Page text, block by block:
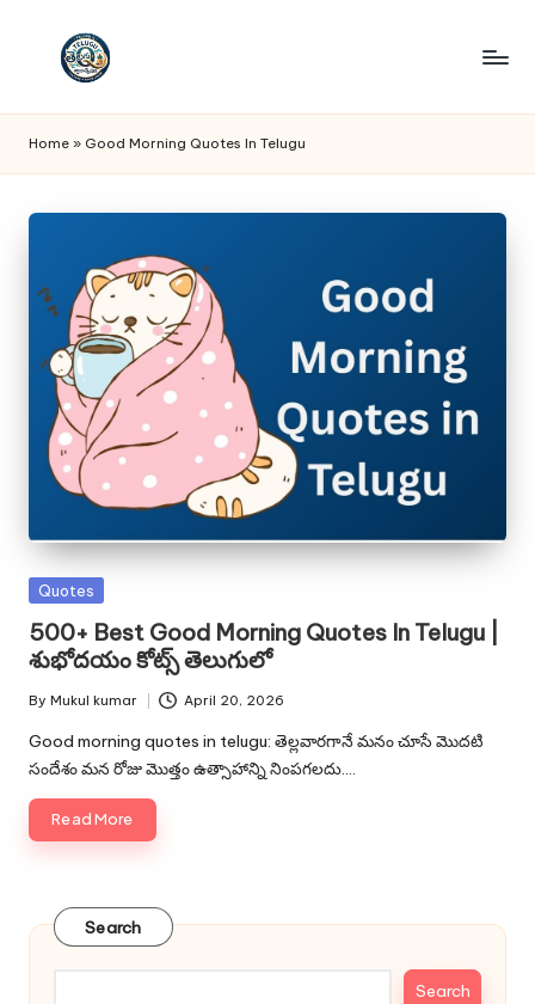
T
e
lu
g
Q
u
e
Home » Good Morning Quotes In Telugu
Posted
Quotes
500+ Best Good Morning Quotes In Telugu |
శుభోదయం కోట్స్ తెలుగులో
Posted
by
By Mukul kumar April 20, 2026
Good morning quotes in telugu: తెల్లవారగానే మనం చూసే మొదటి
సందేశం మన రోజు మొత్తం ఉత్సాహాన్ని నింపగలదు.…
Read More
Search
Search